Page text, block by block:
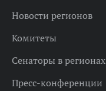
Новости регионов
Комитеты
Сенаторы в регионах
Пресс-конференции